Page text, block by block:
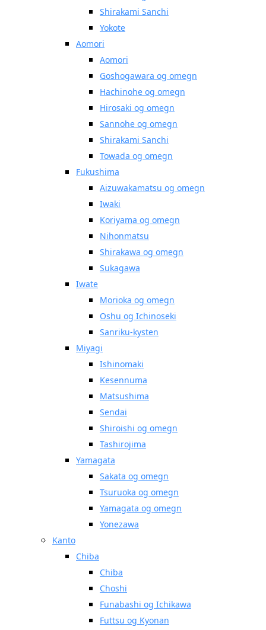
Shirakami Sanchi
Yokote
Aomori
Aomori
Goshogawara og omegn
Hachinohe og omegn
Hirosaki og omegn
Sannohe og omegn
Shirakami Sanchi
Towada og omegn
Fukushima
Aizuwakamatsu og omegn
Iwaki
Koriyama og omegn
Nihonmatsu
Shirakawa og omegn
Sukagawa
Iwate
Morioka og omegn
Oshu og Ichinoseki
Sanriku-kysten
Miyagi
Ishinomaki
Kesennuma
Matsushima
Sendai
Shiroishi og omegn
Tashirojima
Yamagata
Sakata og omegn
Tsuruoka og omegn
Yamagata og omegn
Yonezawa
Kanto
Chiba
Chiba
Choshi
Funabashi og Ichikawa
Futtsu og Kyonan